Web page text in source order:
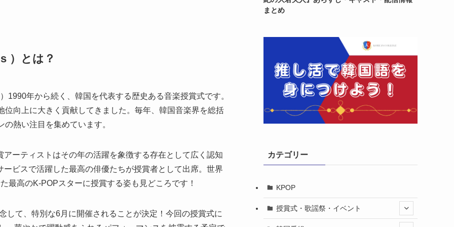
）とは？
年から続く、韓国を代表する歴史ある音楽授賞式です。
向上に大きく貢献してきました。毎年、韓国音楽界を総括
熱い注目を集めています。
ーティストはその年の活躍を象徴する存在として広く認知
ビスで活躍した最高の俳優たちが授賞者として出席。世界
最高のK-POPスターに授賞する姿も見どころです！
して、特別な6月に開催されることが決定！今回の授賞式に
まとめ
カテゴリー
KPOP
授賞式・歌謡祭・イベント